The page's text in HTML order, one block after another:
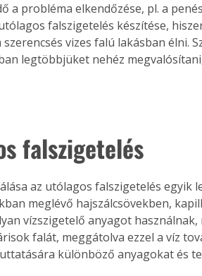
a probléma elkendőzése, pl. a
falszigetelés készítése,
vizes falú lakásban élni.
legtöbbjüket nehéz
falszigetelés
az utólagos falszigetelés egyik
meglévő hajszálcsövekben,
vízszigetelő anyagot
falát, meggátolva ezzel a víz
különböző anyagokat és